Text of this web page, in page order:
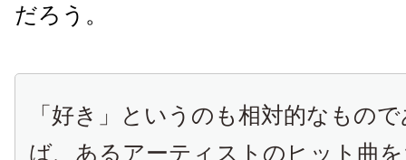
だろう。
「好き」というのも相対的なもの
ば、あるアーティストのヒット曲